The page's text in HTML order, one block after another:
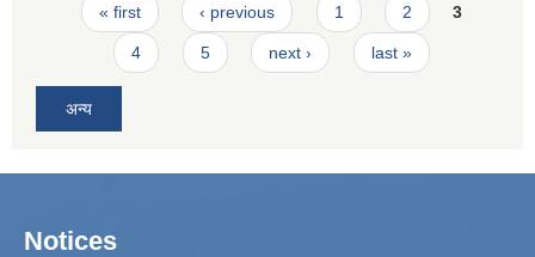
Pages
« first ‹ previous 1 2 3
4 5 next › last »
अन्य
Notices